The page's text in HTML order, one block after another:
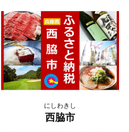
市‐Local＆Global City‐」をコンセ
プトに掲げ、「人口規模は小さく
ても、ローカルであること、地域
固有であることを通じて世界の
人々から尊敬され、尊重されるま
ち」を目指しています。
にしわきし
西脇市